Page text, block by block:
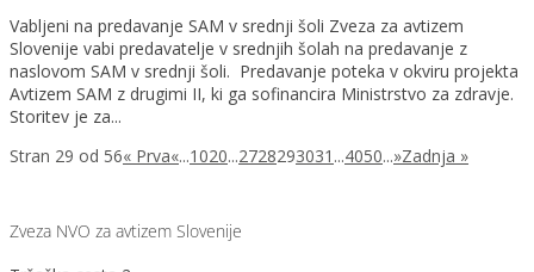
Vabljeni na predavanje SAM v srednji šoli Zveza za avtizem
Slovenije vabi predavatelje v srednjih šolah na predavanje z
naslovom SAM v srednji šoli. Predavanje poteka v okviru projekta
Avtizem SAM z drugimi II, ki ga sofinancira Ministrstvo za zdravje.
Storitev je za...
Stran 29 od 56« Prva«...1020...2728293031 ...4050...»Zadnja »
Zveza NVO za avtizem Slovenije